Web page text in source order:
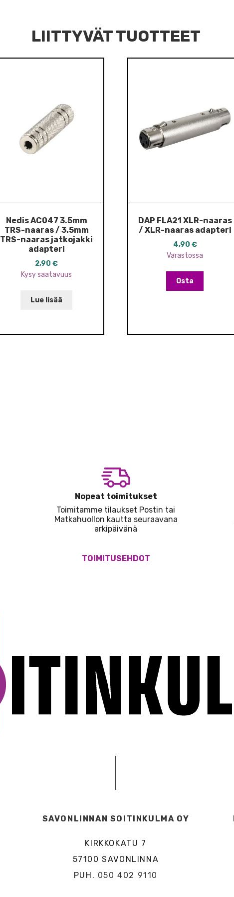
LIITTYVÄT TUOTTEET
Nedis AC047 3.5mm
TRS-naaras / 3.5mm
TRS-naaras jatkojakki
adapteri
2,90€
Kysy saatavuus
Lue lisää
DAP FLA21 XLR-naaras
/ XLR-naaras adapteri
4,90 €
Varastossa
Osta
Nopeat toimitukset
Toimitamme tilaukset Postin tai
Matkahuollon kautta seuraavana
arkipäivänä
TOIMITUSEHDOT
SAVONLINNAN SOITINKULMA OY
KIRKKOKATU 7
57100 SAVONLINNA
PUH. 050 402 9110